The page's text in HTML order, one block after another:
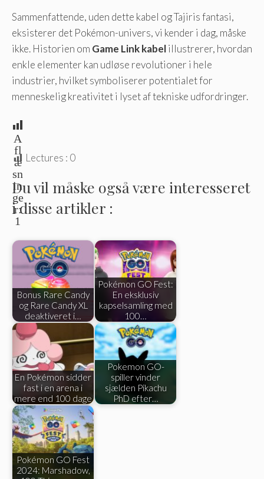
Sammenfattende, uden dette kabel og Tajiris fantasi,
eksisterer det Pokémon-univers, vi kender i dag, måske
ikke. Historien om Game Link kabelillustrerer, hvordan
enkle elementer kan udløse revolutioner i hele
industrier, hvilket symboliserer potentialet for
menneskelig kreativitet i lyset af tekniske udfordringer.
A
fl
æ
sn
in
ge
r:
1
Lectures : 0
Du vil måske også være interesseret
i disse artikler :
Bonus Rare Candy
og Rare Candy XL
deaktiveret i…
Pokémon GO Fest:
En eksklusiv
kapselsamling med
100…
En Pokémon sidder
fast i en arena i
mere end 100 dage
Pokemon GO-
spiller vinder
sjælden Pikachu
PhD efter…
Pokémon GO Fest
2024: Marshadow,